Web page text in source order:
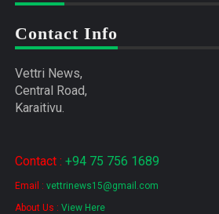
Contact Info
Vettri News,
Central Road,
Karaitivu.
Contact : +94 75 756 1689
Email : vettrinews15@gmail.com
About Us : View Here